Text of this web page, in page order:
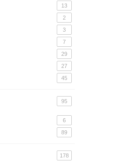
13
2
3
7
29
27
45
95
6
89
178